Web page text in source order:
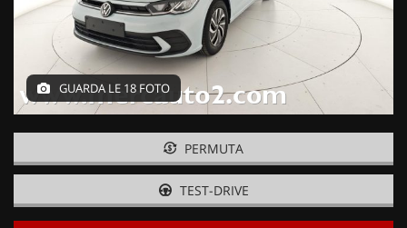
CONTATTI
GUARDA LE 18 FOTO
PERMUTA
TEST-DRIVE